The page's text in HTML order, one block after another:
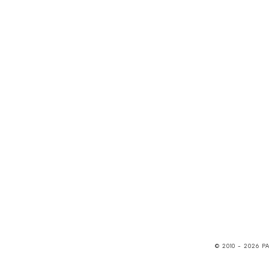
© 2010 -2026